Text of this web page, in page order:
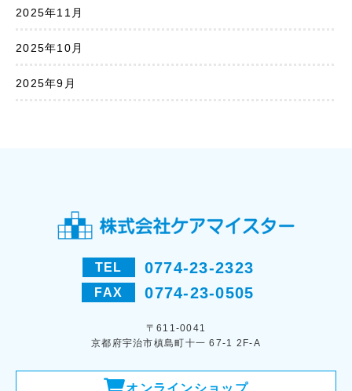
2025年11月
2025年10月
2025年9月
TEL 0774-23-2323
FAX 0774-23-0505
〒611-0041
京都府宇治市槙島町十一 67-1 2F-A
オンラインショップ